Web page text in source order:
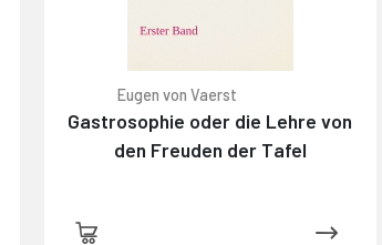
Eugen von Vaerst
Gastrosophie oder die Lehre von
den Freuden der Tafel